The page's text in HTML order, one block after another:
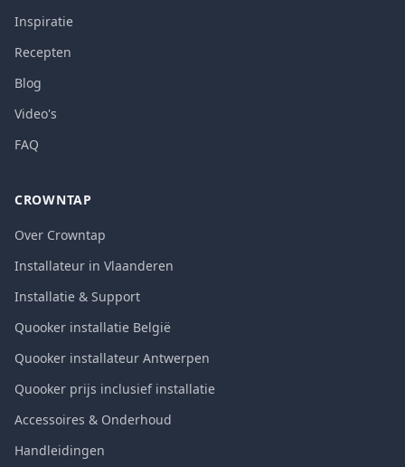
Inspiratie
Recepten
Blog
Video's
FAQ
CROWNTAP
Over Crowntap
Installateur in Vlaanderen
Installatie & Support
Quooker installatie België
Quooker installateur Antwerpen
Quooker prijs inclusief installatie
Accessoires & Onderhoud
Handleidingen